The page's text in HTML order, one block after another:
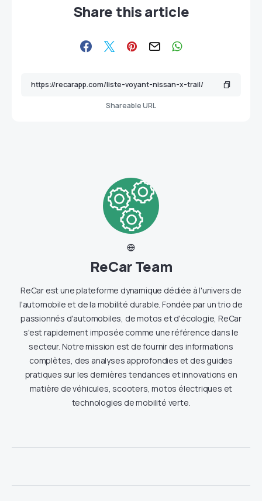
Share this article
Shareable URL
ReCar Team
ReCar est une plateforme dynamique dédiée à l'univers de
l'automobile et de la mobilité durable. Fondée par un trio de
passionnés d'automobiles, de motos et d'écologie, ReCar
s'est rapidement imposée comme une référence dans le
secteur. Notre mission est de fournir des informations
complètes, des analyses approfondies et des guides
pratiques sur les dernières tendances et innovations en
matière de véhicules, scooters, motos électriques et
technologies de mobilité verte.